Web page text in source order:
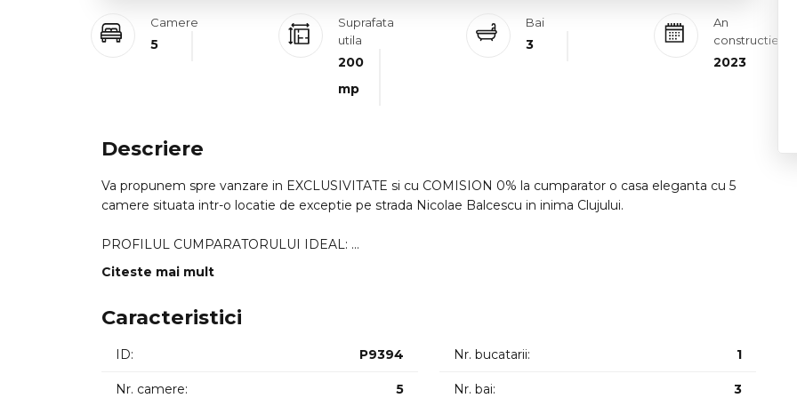
Camere
5
Suprafata
utila
200
mp
Bai
3
An
constructie
2023
Descriere
Va propunem spre vanzare in EXCLUSIVITATE si cu COMISION 0% la cumparator o casa eleganta cu 5
camere situata intr-o locatie de exceptie pe strada Nicolae Balcescu in inima Clujului.
PROFILUL CUMPARATORULUI IDEAL:
=> Aceasta proprietate se adreseaza in special celor care cauta o resedinta de lux ferita de zgomotul
independenta energetica.
LOCALIZARE SI ACCESIBILITATE:
Proprietatea este pozitionata strategic in zona Ultracentrala oferind conectivitate maxima:
Citeste mai mult
Caracteristici
ID: P9394
Nr. camere: 5
Nr. bucatarii: 1
Nr. bai: 3